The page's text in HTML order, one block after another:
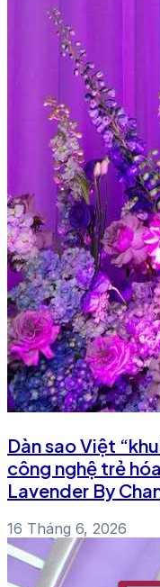
Dàn sao Việt
công nghệ trẻ
Lavender By
16 Tháng 6, 2026